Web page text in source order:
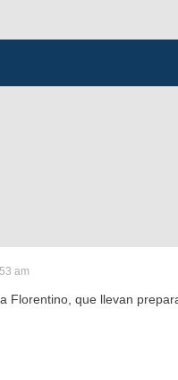
am
Florentino, que llevan